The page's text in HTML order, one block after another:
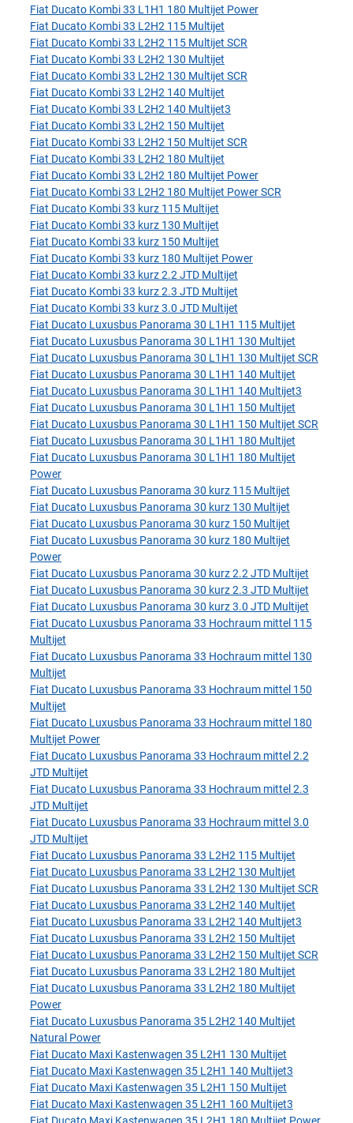
Fiat Ducato Kombi 33 L1H1 180 Multijet Power
Fiat Ducato Kombi 33 L2H2 115 Multijet
Fiat Ducato Kombi 33 L2H2 115 Multijet SCR
Fiat Ducato Kombi 33 L2H2 130 Multijet
Fiat Ducato Kombi 33 L2H2 130 Multijet SCR
Fiat Ducato Kombi 33 L2H2 140 Multijet
Fiat Ducato Kombi 33 L2H2 140 Multijet3
Fiat Ducato Kombi 33 L2H2 150 Multijet
Fiat Ducato Kombi 33 L2H2 150 Multijet SCR
Fiat Ducato Kombi 33 L2H2 180 Multijet
Fiat Ducato Kombi 33 L2H2 180 Multijet Power
Fiat Ducato Kombi 33 L2H2 180 Multijet Power SCR
Fiat Ducato Kombi 33 kurz 115 Multijet
Fiat Ducato Kombi 33 kurz 130 Multijet
Fiat Ducato Kombi 33 kurz 150 Multijet
Fiat Ducato Kombi 33 kurz 180 Multijet Power
Fiat Ducato Kombi 33 kurz 2.2 JTD Multijet
Fiat Ducato Kombi 33 kurz 2.3 JTD Multijet
Fiat Ducato Kombi 33 kurz 3.0 JTD Multijet
Fiat Ducato Luxusbus Panorama 30 L1H1 115 Multijet
Fiat Ducato Luxusbus Panorama 30 L1H1 130 Multijet
Fiat Ducato Luxusbus Panorama 30 L1H1 130 Multijet SCR
Fiat Ducato Luxusbus Panorama 30 L1H1 140 Multijet
Fiat Ducato Luxusbus Panorama 30 L1H1 140 Multijet3
Fiat Ducato Luxusbus Panorama 30 L1H1 150 Multijet
Fiat Ducato Luxusbus Panorama 30 L1H1 150 Multijet SCR
Fiat Ducato Luxusbus Panorama 30 L1H1 180 Multijet
Fiat Ducato Luxusbus Panorama 30 L1H1 180 Multijet
Power
Fiat Ducato Luxusbus Panorama 30 kurz 115 Multijet
Fiat Ducato Luxusbus Panorama 30 kurz 130 Multijet
Fiat Ducato Luxusbus Panorama 30 kurz 150 Multijet
Fiat Ducato Luxusbus Panorama 30 kurz 180 Multijet
Power
Fiat Ducato Luxusbus Panorama 30 kurz 2.2 JTD Multijet
Fiat Ducato Luxusbus Panorama 30 kurz 2.3 JTD Multijet
Fiat Ducato Luxusbus Panorama 30 kurz 3.0 JTD Multijet
Fiat Ducato Luxusbus Panorama 33 Hochraum mittel 115
Multijet
Fiat Ducato Luxusbus Panorama 33 Hochraum mittel 130
Multijet
Fiat Ducato Luxusbus Panorama 33 Hochraum mittel 150
Multijet
Fiat Ducato Luxusbus Panorama 33 Hochraum mittel 180
Multijet Power
Fiat Ducato Luxusbus Panorama 33 Hochraum mittel 2.2
JTD Multijet
Fiat Ducato Luxusbus Panorama 33 Hochraum mittel 2.3
JTD Multijet
Fiat Ducato Luxusbus Panorama 33 Hochraum mittel 3.0
JTD Multijet
Fiat Ducato Luxusbus Panorama 33 L2H2 115 Multijet
Fiat Ducato Luxusbus Panorama 33 L2H2 130 Multijet
Fiat Ducato Luxusbus Panorama 33 L2H2 130 Multijet SCR
Fiat Ducato Luxusbus Panorama 33 L2H2 140 Multijet
Fiat Ducato Luxusbus Panorama 33 L2H2 140 Multijet3
Fiat Ducato Luxusbus Panorama 33 L2H2 150 Multijet
Fiat Ducato Luxusbus Panorama 33 L2H2 150 Multijet SCR
Fiat Ducato Luxusbus Panorama 33 L2H2 180 Multijet
Fiat Ducato Luxusbus Panorama 33 L2H2 180 Multijet
Power
Fiat Ducato Luxusbus Panorama 35 L2H2 140 Multijet
Natural Power
Fiat Ducato Maxi Kastenwagen 35 L2H1 130 Multijet
Fiat Ducato Maxi Kastenwagen 35 L2H1 140 Multijet3
Fiat Ducato Maxi Kastenwagen 35 L2H1 150 Multijet
Fiat Ducato Maxi Kastenwagen 35 L2H1 160 Multijet3